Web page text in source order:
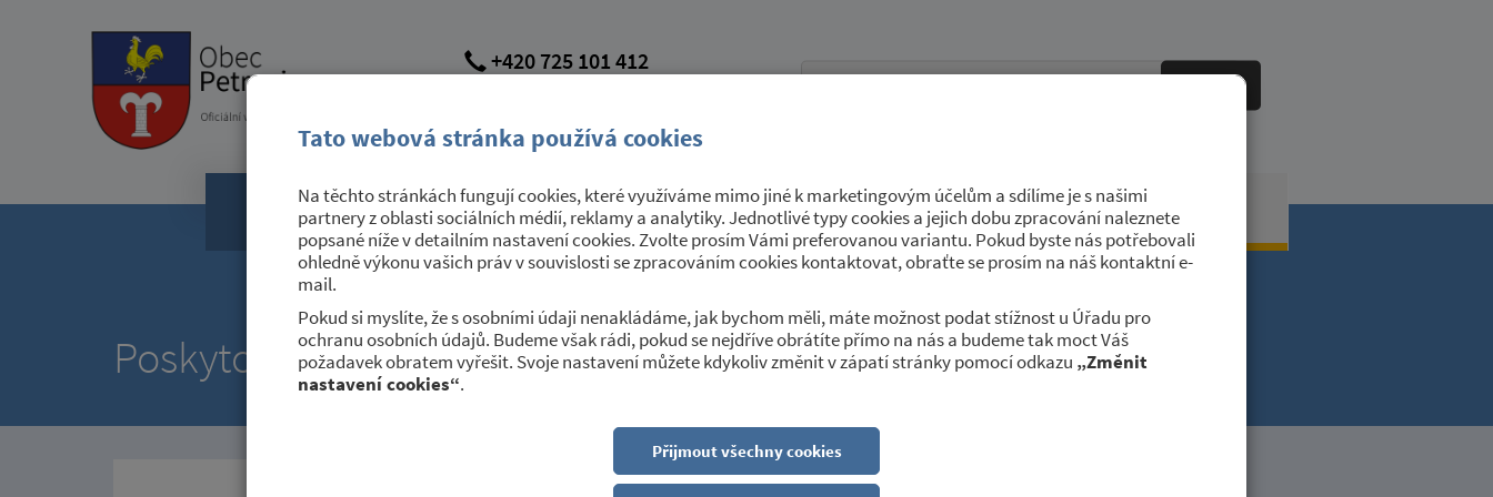
Tato webová stránka používá cookies
Na těchto stránkách fungují cookies, které využíváme mimo jiné k marketingovým účelům a sdílíme je s našimi
partnery z oblasti sociálních médií, reklamy a analytiky. Jednotlivé typy cookies a jejich dobu zpracování naleznete
popsané níže v detailním nastavení cookies. Zvolte prosím Vámi preferovanou variantu. Pokud byste nás potřebovali
ohledně výkonu vašich práv v souvislosti se zpracováním cookies kontaktovat, obraťte se prosím na náš kontaktní e-
mail.
Pokud si myslíte, že s osobními údaji nenakládáme, jak bychom měli, máte možnost podat stížnost u Úřadu pro
ochranu osobních údajů. Budeme však rádi, pokud se nejdříve obrátíte přímo na nás a budeme tak moct Váš
požadavek obratem vyřešit. Svoje nastavení můžete kdykoliv změnit v zápatí stránky pomocí odkazu „Změnit
nastavení cookies“.
Přijmout všechny cookies
+420 725 101 412
Obecní úřad Úřední deska Sport a kultura O obci Kontakty
Poskytované služby